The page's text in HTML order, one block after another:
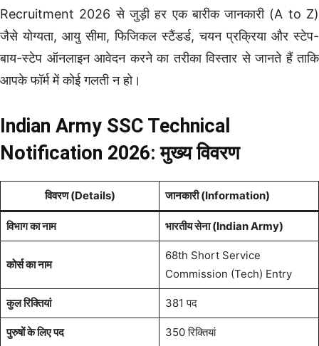
Recruitment 2026 से जुड़ी हर एक बारीक जानकारी (A to Z)
जैसे योग्यता, आयु सीमा, फिजिकल स्टैंडर्ड, चयन प्रक्रिया और स्टेप-
बाय-स्टेप ऑनलाइन आवेदन करने का तरीका विस्तार से जानते हैं ताकि
आपके फॉर्म में कोई गलती न हो।
Indian Army SSC Technical
Notification 2026: मुख्य विवरण
विवरण (Details) जानकारी (Information)
विभाग का नाम भारतीय सेना (Indian Army)
कोर्स का नाम
68th Short Service
Commission (Tech) Entry
कुल रिक्तियां 381 पद
पुरुषों के लिए पद 350 रिक्तियां